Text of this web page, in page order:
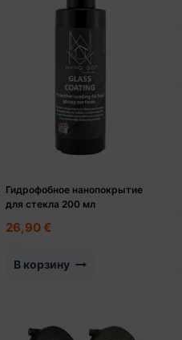
Гидрофобное нанопокрытие
для стекла 200 мл
26,90€
В корзину